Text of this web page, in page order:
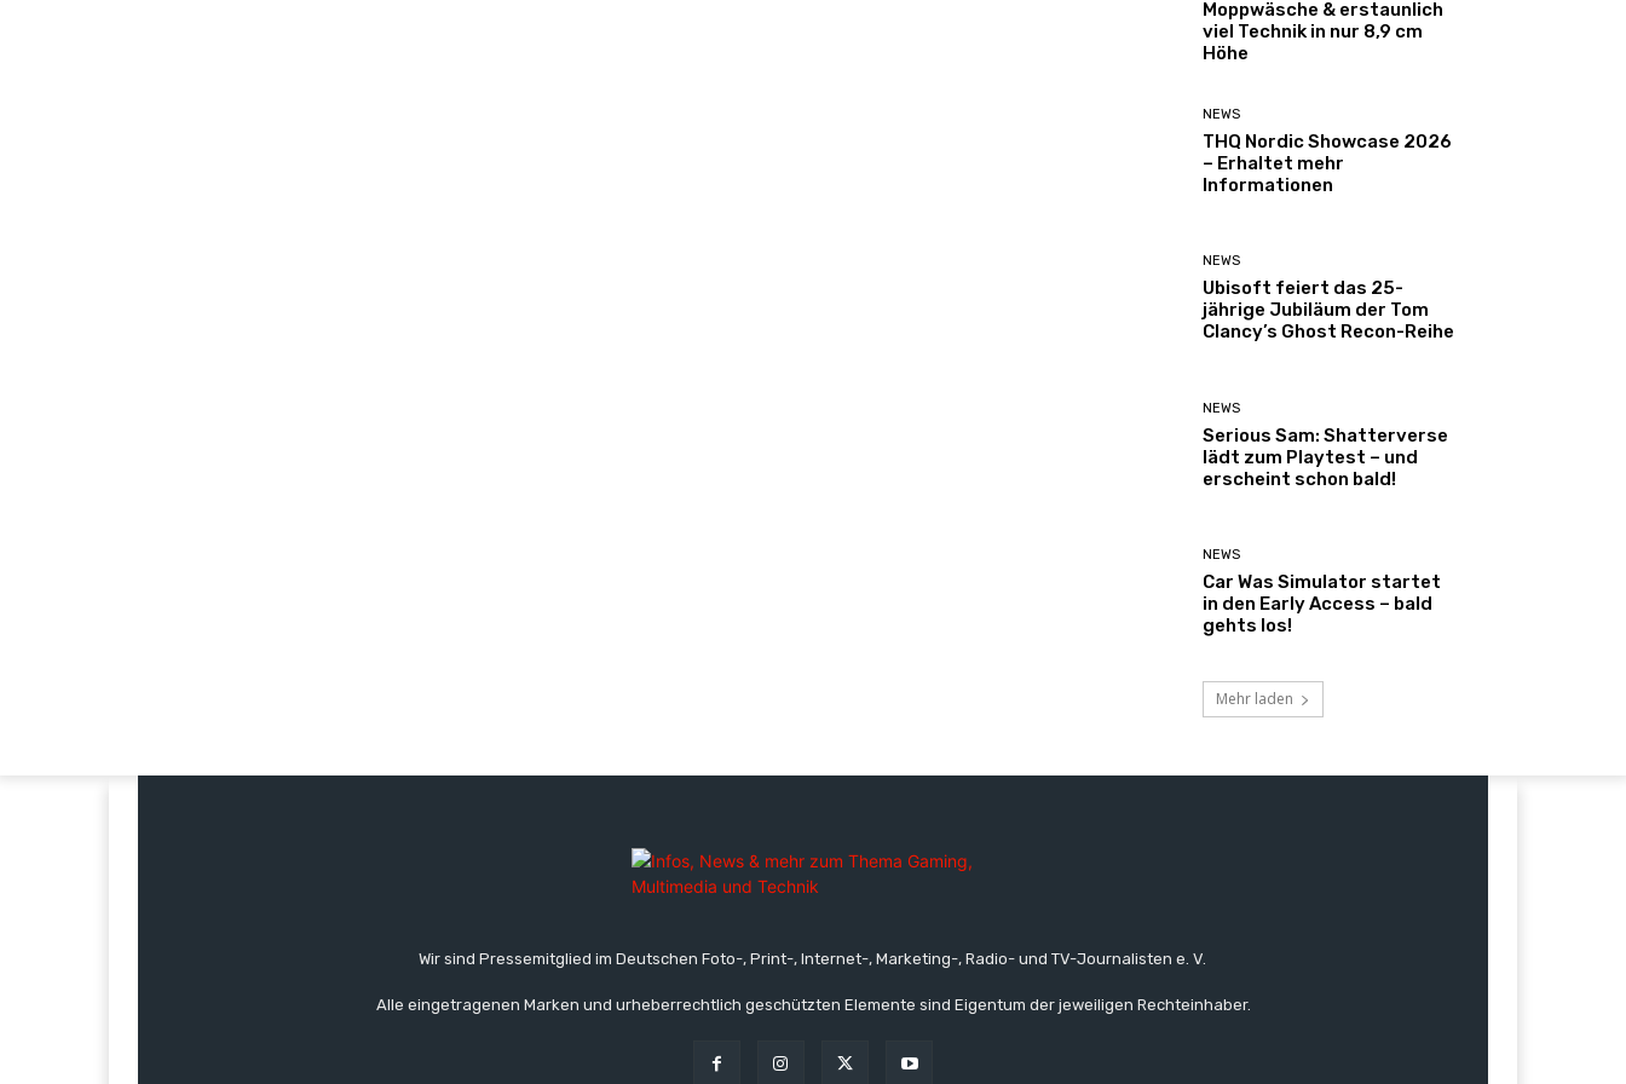
Moppwäsche & erstaunlich
viel Technik in nur 8,9 cm
Höhe
NEWS
THQ Nordic Showcase 2026
– Erhaltet mehr
Informationen
NEWS
Ubisoft feiert das 25-
jährige Jubiläum der Tom
Clancy’s Ghost Recon-Reihe
NEWS
Serious Sam: Shatterverse
lädt zum Playtest – und
erscheint schon bald!
NEWS
Car Was Simulator startet
in den Early Access – bald
gehts los!
Mehr laden
Wir sind Pressemitglied im Deutschen Foto-, Print-, Internet-, Marketing-, Radio- und TV-Journalisten e. V.
Alle eingetragenen Marken und urheberrechtlich geschützten Elemente sind Eigentum der jeweiligen Rechteinhaber.